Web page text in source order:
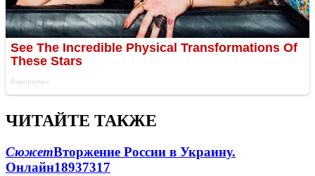
ЧИТАЙТЕ ТАКЖЕ
СюжетВторжение России в Украину.
Онлайн18937317